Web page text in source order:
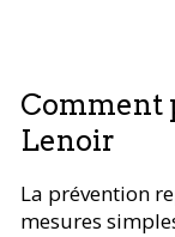
Comment
Lenoir
La prévention
mesures